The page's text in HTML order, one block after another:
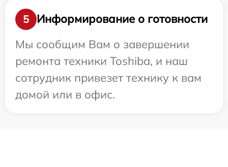
5
Информирование о готовности
Мы сообщим Вам о завершении
ремонта техники Toshiba, и наш
сотрудник привезет технику к вам
домой или в офис.